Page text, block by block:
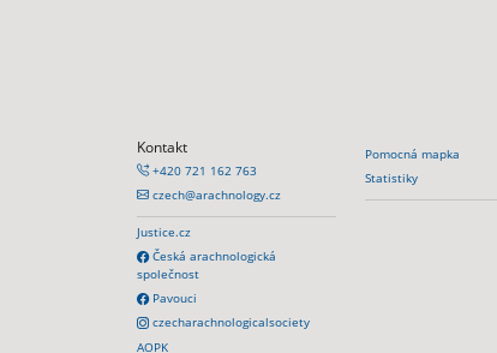
Kontakt
+420 721 162 763
czech@arachnology.cz
Justice.cz
Česká arachnologická
společnost
Pavouci
czecharachnologicalsociety
AOPK
Pomocná mapka
Statistiky